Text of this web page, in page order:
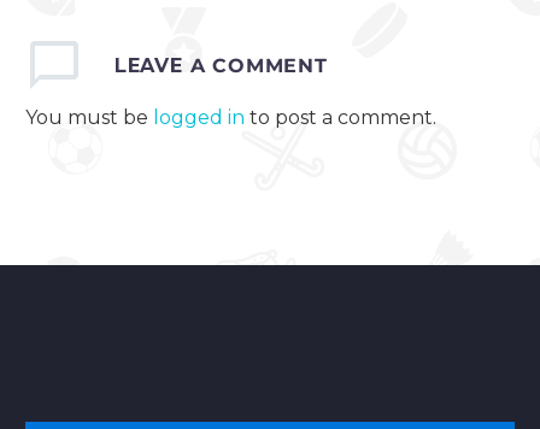
tietokonefestivaaleilla
tapahtuman tapaan
LEAVE A COMMENT
You must be logged in to post a comment.